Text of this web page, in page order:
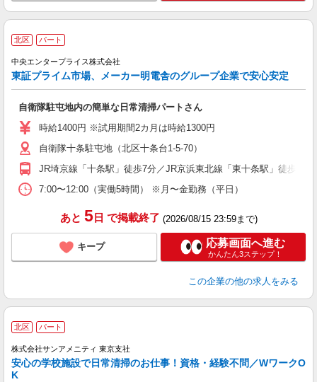
北区 パート
中央エンタープライス株式会社
東証プライム市場、メーカー明電舎のグループ企業で安心安定
自衛隊駐屯地内の簡単な日常清掃パートさん
時給1400円 ※試用期間2カ月は時給1300円
自衛隊十条駐屯地（北区十条台1-5-70）
JR埼京線「十条駅」徒歩7分／JR京浜東北線「東十条駅」徒歩15分
7:00〜12:00（実働5時間） ※月〜金勤務（平日）
あと 5日 で掲載終了 (2026/08/15 23:59まで)
キープ 応募画面へ進む
かんたん3ステップ！
この企業の他の求人をみる
北区 パート
株式会社サンアメニティ 東京支社
安心の学校施設で日常清掃のお仕事！資格・経験不問／WワークO
K